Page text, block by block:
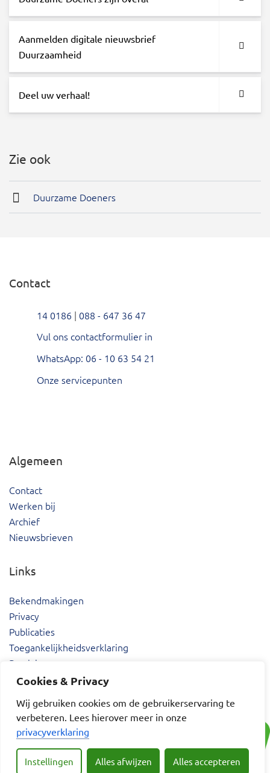
Cookies & Privacy
Wij gebruiken cookies om de gebruikerservaring te
verbeteren. Lees hierover meer in onze
privacyverklaring
Instellingen Alles afwijzen Alles accepteren
Aanmelden digitale nieuwsbrief
Duurzaamheid
Deel uw verhaal!
Zie ook
Duurzame Doeners
Contact
14 0186 | 088 - 647 36 47
Vul ons contactformulier in
WhatsApp: 06 - 10 63 54 21
Onze servicepunten
Algemeen
Contact
Werken bij
Archief
Nieuwsbrieven
Links
Bekendmakingen
Privacy
Publicaties
Toegankelijkheidsverklaring
Proclaimer